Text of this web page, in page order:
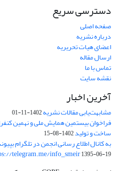
دسترسی سریع
صفحه اصلی
درباره نشریه
اعضای هیات تحریریه
ارسال مقاله
تماس با ما
نقشه سایت
آخرین اخبار
مشابهت‌یابی مقالات نشریه1402-11-01
فراخوان بیستمین همایش ملی و نهمین
ساخت و تولید1402-08-15
به کانال اطلاع رسانی انجمن در تلگرام
telegram.me/info_smeir1395-06-19